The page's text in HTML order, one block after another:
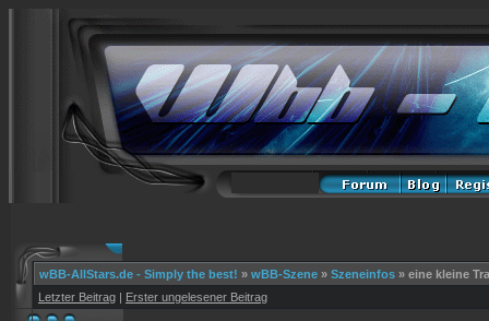
wBB-AllStars.de - Simply the best! » wBB-Szene » Szeneinfos » eine kleine
Letzter Beitrag | Erster ungelesener Beitrag